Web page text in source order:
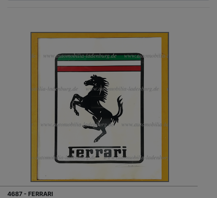
4687 - FERRARI